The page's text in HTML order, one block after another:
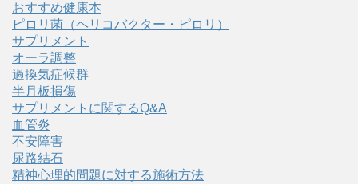
おすすめ健康本
ピロリ菌（ヘリコバクター・ピロリ）
サプリメント
オーラ調整
過換気症候群
半月板損傷
サプリメントに関するQ&A
血管炎
不安障害
尿路結石
精神心理的問題に対する施術方法